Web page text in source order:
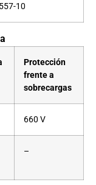
10
Protección
frente a
sobrecargas
660 V
–